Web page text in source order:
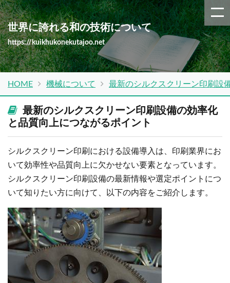
世界に誇れる和の技術について
https://kuikhukonekutajoo.net
HOME 機械について 最新のシルクスクリーン印刷設
最新のシルクスクリーン印刷設備の効率化
と品質向上につながるポイント
シルクスクリーン印刷における設備導入は、印刷業界にお
いて効率性や品質向上に欠かせない要素となっています。
シルクスクリーン印刷設備の最新情報や選定ポイントにつ
いて知りたい方に向けて、以下の内容をご紹介します。